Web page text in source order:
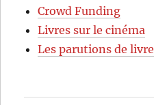
Crowd Funding
Livres sur le cinéma
Les parutions de